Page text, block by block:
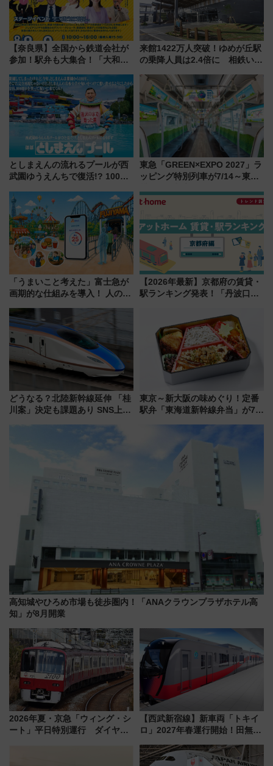
【奈良県】全国から鉄道会社が
参加！駅弁も大集合！「大和鉄
に開催決定
来館1422万人突破！ゆめが丘駅
の乗降人員は2.4倍に 相鉄いず
年祭にそうにゃん＆DB.スター
マンが登場
としまえんの流れるプールが西
武園ゆうえんちで復活!? 100周
イダー」に注目 2026年夏は所
沢へ遊びに行こう
東急「GREEN×EXPO 2027」ラ
ッピング特別列車が7/14～東
ー！ 注目の編成やデザインまと
「うまいこと考えた」富士急が
画期的な仕組みを導入！ 人のか
ん」始動
【2026年最新】京都府の賃貸・
駅ランキング発表！「丹波口」
どうなる？北陸新幹線延伸 「桂
川案」決定も課題あり SNS上の
東京～新大阪の味めぐり！定番
駅弁「東海道新幹線弁当」が7月
高知城やひろめ市場も徒歩圏内！「ANAクラウンプラザホテル高
知」が8月開業
2026年夏・京急「ウィング・シ
ート」平日特別運行 ダイヤ・
【西武新宿線】新車両「トキイ
ロ」2027年春運行開始！田無・
「第2弾」も